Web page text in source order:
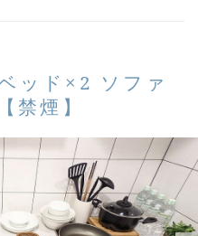
ッド×2 ソファ
禁煙】